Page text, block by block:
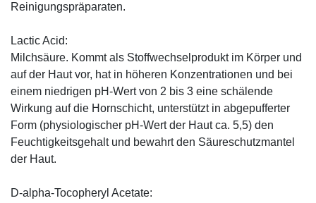
Reinigungspräparaten.
Lactic Acid:
Milchsäure. Kommt als Stoffwechselprodukt im Körper und
auf der Haut vor, hat in höheren Konzentrationen und bei
einem niedrigen pH-Wert von 2 bis 3 eine schälende
Wirkung auf die Hornschicht, unterstützt in abgepufferter
Form (physiologischer pH-Wert der Haut ca. 5,5) den
Feuchtigkeitsgehalt und bewahrt den Säureschutzmantel
der Haut.
D-alpha-Tocopheryl Acetate: